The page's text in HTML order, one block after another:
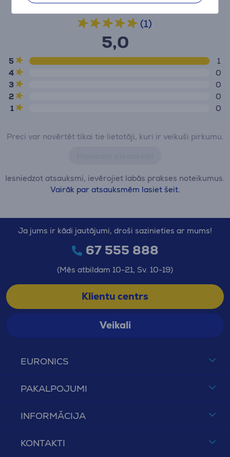
(1)
5,0
5
1
4
0
3
0
2
0
1
0
Preci var novērtēt tikai tie lietotāji, kuri ir veikuši pirkumu.
Iesniedzot atsauksmi, ievērojiet labās prakses noteikumus.
Vairāk par atsauksmēm lasiet šeit.
EURONICS
PAKALPOJUMI
INFORMĀCIJA
KONTAKTI
Ja jums ir kādi jautājumi, droši sazinieties ar mums!
67 555 888
(Mēs atbildam 10-21, Sv. 10-19)
Klientu centrs
Veikali